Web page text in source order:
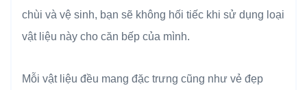
chùi và vệ sinh, bạn sẽ không hối tiếc khi sử dụng loại
vật liệu này cho căn bếp của mình.
Mỗi vật liệu đều mang đặc trưng cũng như vẻ đẹp